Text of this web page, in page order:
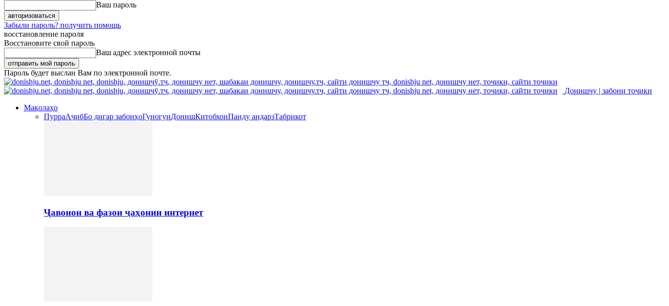
Ваш пароль
Забыли пароль? получить помощь
восстановление пароля
Восстановите свой пароль
Ваш адрес электронной почты
Пароль будет выслан Вам по электронной почте.
Донишчу | забони точики
Мақолаҳо
ПурраАҷибБо дигар забонҳоГуногунДонишКитобхонПанду андарзТабрикот
Ҷавонон ва фазои ҷаҳонии интернет